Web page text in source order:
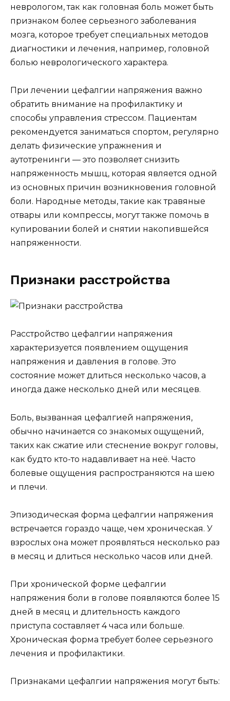
неврологом, так как головная боль может быть
признаком более серьезного заболевания
мозга, которое требует специальных методов
диагностики и лечения, например, головной
болью неврологического характера.
При лечении цефалгии напряжения важно
обратить внимание на профилактику и
способы управления стрессом. Пациентам
рекомендуется заниматься спортом, регулярно
делать физические упражнения и
аутотренинги — это позволяет снизить
напряженность мышц, которая является одной
из основных причин возникновения головной
боли. Народные методы, такие как травяные
отвары или компрессы, могут также помочь в
купировании болей и снятии накопившейся
напряженности.
Признаки расстройства
Расстройство цефалгии напряжения
характеризуется появлением ощущения
напряжения и давления в голове. Это
состояние может длиться несколько часов, а
иногда даже несколько дней или месяцев.
Боль, вызванная цефалгией напряжения,
обычно начинается со знакомых ощущений,
таких как сжатие или стеснение вокруг головы,
как будто кто-то надавливает на неё. Часто
болевые ощущения распространяются на шею
и плечи.
Эпизодическая форма цефалгии напряжения
встречается гораздо чаще, чем хроническая. У
взрослых она может проявляться несколько раз
в месяц и длиться несколько часов или дней.
При хронической форме цефалгии
напряжения боли в голове появляются более 15
дней в месяц и длительность каждого
приступа составляет 4 часа или больше.
Хроническая форма требует более серьезного
лечения и профилактики.
Признаками цефалгии напряжения могут быть: